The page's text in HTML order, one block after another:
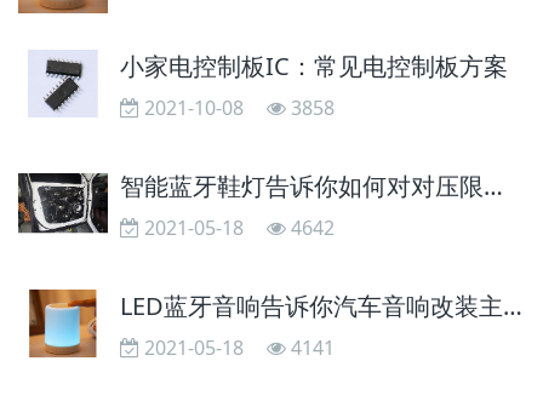
小家电控制板IC：常见电控制板方案
2021-10-08 3858
智能蓝牙鞋灯告诉你如何对对压限器进行调试
2021-05-18 4642
LED蓝牙音响告诉你汽车音响改装主机调试注意事项
2021-05-18 4141